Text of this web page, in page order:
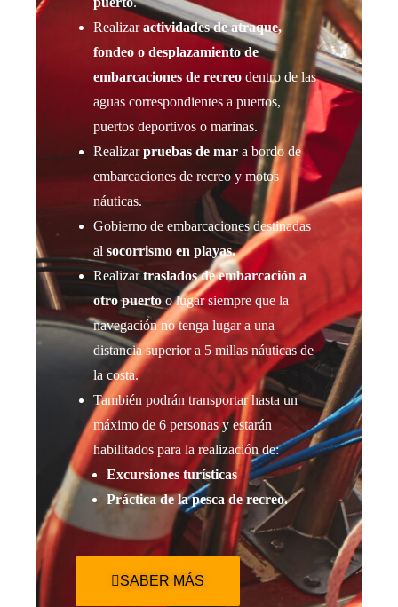
Realizaractividades de atraque,
fondeo o desplazamiento de
embarcaciones de recreo dentro de las
aguas correspondientes a puertos,
puertos deportivos o marinas.
Realizarpruebas de mar a bordo de
embarcaciones de recreo y motos
náuticas.
Gobierno de embarcaciones destinadas
al socorrismo en playas.
Realizartraslados de embarcación a
otro puertoo lugar siempre que la
navegación no tenga lugar a una
distancia superior a 5 millas náuticas de
la costa.
También podrán transportar hasta un
máximo de 6 personas y estarán
habilitados para la realización de:
Excursiones turísticas
Práctica de la pesca de recreo.
SABER MÁS